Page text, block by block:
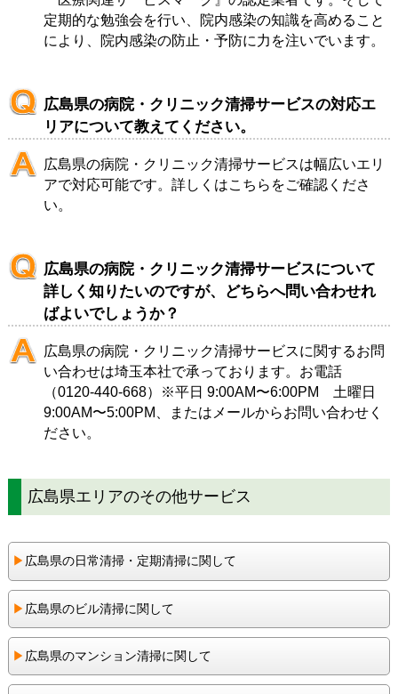
定期的な勉強会を行い、院内感染の知識を高めること
により、院内感染の防止・予防に力を注いでいます。
広島県の病院・クリニック清掃サービスの対応エ
リアについて教えてください。
広島県の病院・クリニック清掃サービスは幅広いエリ
アで対応可能です。詳しくはこちら をご確認くださ
い。
広島県の病院・クリニック清掃サービスについて
詳しく知りたいのですが、どちらへ問い合わせれ
ばよいでしょうか？
広島県の病院・クリニック清掃サービスに関するお問
い合わせは埼玉本社で承っております。お電話
（0120-440-668）※平日 9:00AM〜6:00PM 土曜日
9:00AM〜5:00PM、または メールからお問い合わせく
ださい。
広島県エリアのその他サービス
▶︎ 広島県の日常清掃・定期清掃に関して
▶︎ 広島県のビル清掃に関して
▶︎ 広島県のマンション清掃に関して